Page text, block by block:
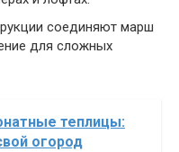
соединяют марш
для сложных
теплицы:
огород